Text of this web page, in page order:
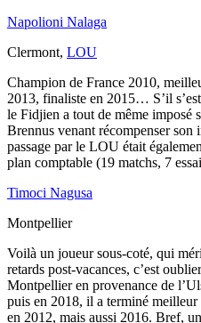
Napolioni Nalaga
Clermont, LOU
Champion de France 2010,
2013, finaliste en 2015… S’il
le Fidjien a tout de même imposé
Brennus venant récompenser son
passage par le LOU était
plan comptable (19 matchs, 7
Timoci Nagusa
Montpellier
Voilà un joueur sous-coté, qui
retards post-vacances, c’est
Montpellier en provenance de
puis en 2018, il a terminé
en 2012, mais aussi 2016. Bref,